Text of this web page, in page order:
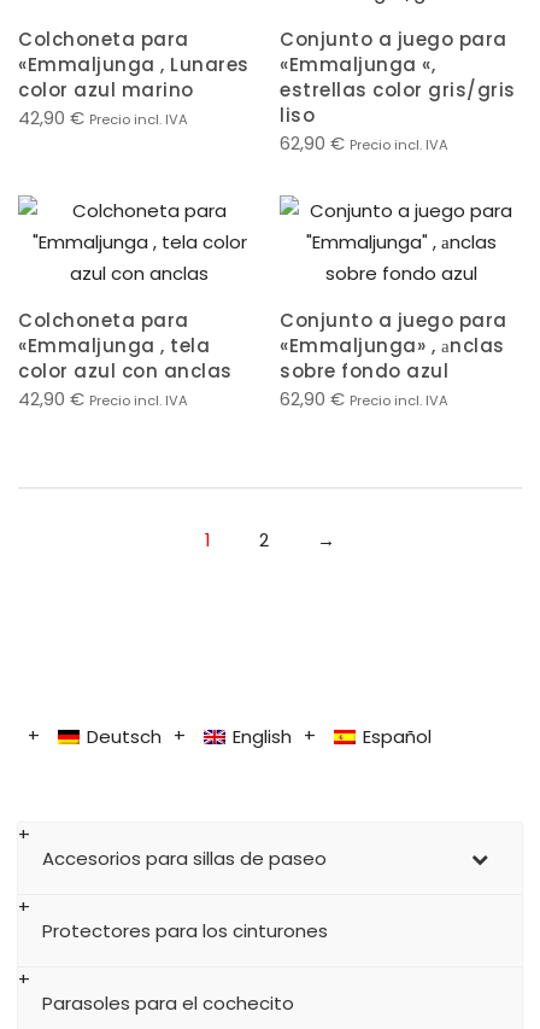
Colchoneta para
«Emmaljunga , Lunares
color azul marino
42,90 € Precio incl. IVA
Conjunto a juego para
«Emmaljunga «,
estrellas color gris/gris
liso
62,90 € Precio incl. IVA
Colchoneta para
«Emmaljunga , tela
color azul con anclas
42,90 € Precio incl. IVA
Conjunto a juego para
«Emmaljunga» , аnclas
sobre fondo azul
62,90 € Precio incl. IVA
1 2 →
Deutsch English Español
Accesorios para sillas de paseo
Protectores para los cinturones
Parasoles para el cochecito